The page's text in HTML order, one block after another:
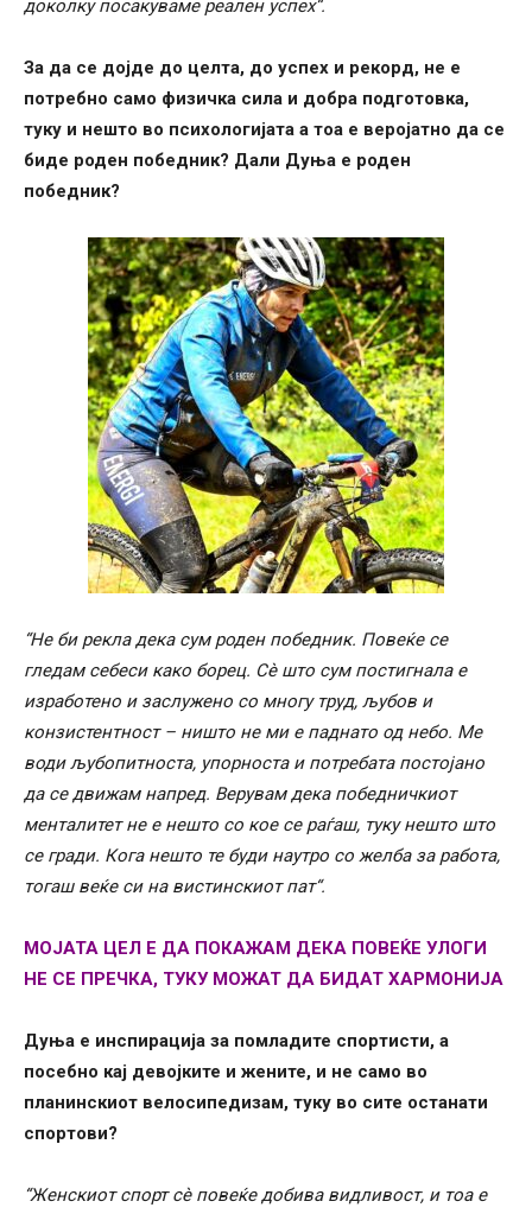
доколку посакуваме реален успех“.
За да се дојде до целта, до успех и рекорд, не е
потребно само физичка сила и добра подготовка,
туку и нешто во психологијата а тоа е веројатно да се
биде роден победник? Дали Дуња е роден
победник?
“Не би рекла дека сум роден победник. Повеќе се
гледам себеси како борец. Сè што сум постигнала е
изработено и заслужено со многу труд, љубов и
конзистентност – ништо не ми е паднато од небо. Ме
води љубопитноста, упорноста и потребата постојано
да се движам напред. Верувам дека победничкиот
менталитет не е нешто со кое се раѓаш, туку нешто што
се гради. Кога нешто те буди наутро со желба за работа,
тогаш веќе си на вистинскиот пат“.
МОЈАТА ЦЕЛ Е ДА ПОКАЖАМ ДЕКА ПОВЕЌЕ УЛОГИ
НЕ СЕ ПРЕЧКА, ТУКУ МОЖАТ ДА БИДАТ ХАРМОНИЈА
Дуња е инспирација за помладите спортисти, а
посебно кај девојките и жените, и не само во
планинскиот велосипедизам, туку во сите останати
спортови?
“Женскиот спорт сè повеќе добива видливост, и тоа е